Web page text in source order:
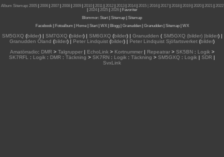
Album Sitemap: 2005| 2006| 2007| 2008| 2009| 2010| 2011| 2012| 2013| 2014| 2015 | 2016| 2017| 2018| 2019| 2020| 2021| 2022
2024| 2025| 2026|
Favoriter
Blommor: Start Sitemap
Sitemap
Facebook| Fotoalbum Home| Start| WX| Blogg| Granudden| Granudden| Sitemap| WX
SM5GXQ(bilder) | SM7GXQ(bilder) | SM6GXQ(bilder) | Granudden (SM5GXQ (bilder) |bilder) |
Granudden Öland (bilder) | Peter Lindquist (bilder) | Peter Lindquist Sjöfartsverket (bilder)
Amatörradio: DMR> Talgrupper| EchoLink> Kortnummer| Repeatrar> SK5BN: Logik>
SK7RFL
: Logik : DMR : Täckning > SK7RN : Logik : Täckning > SM5GXQ : Logik | SDR |
SvxLink